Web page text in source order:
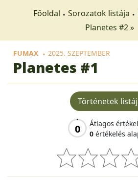
Főoldal Sorozatok listája
Planetes #2 »
FUMAX 2025. SZEPTEMBER
Planetes #1
Történetek
0 Átlagos
0 értékelés